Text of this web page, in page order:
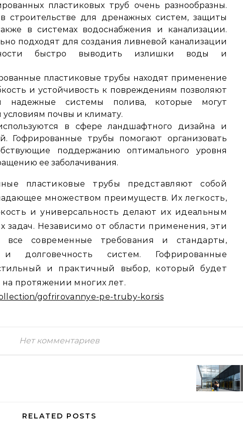
пластиковых труб очень разнообразны.
строительстве для дренажных систем, защиты
в системах водоснабжения и канализации.
подходят для создания ливневой канализации
быстро выводить излишки воды и
пластиковые трубы находят применение
и устойчивость к повреждениям позволяют
надежные системы полива, которые могут
почвы и климату.
в сфере ландшафтного дизайна и
Гофрированные трубы помогают организовать
поддержанию оптимального уровня
ее заболачивания.
пластиковые трубы представляют собой
множеством преимуществ. Их легкость,
и универсальность делают их идеальным
задач. Независимо от области применения, эти
все современные требования и стандарты,
долговечность систем. Гофрированные
и практичный выбор, который будет
протяжении многих лет.
gofrirovannye-pe-truby-korsis
Нет комментариев
RELATED POSTS